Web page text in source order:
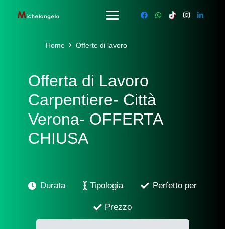
Home Offerte di lavoro
Offerta di Lavoro
Carpentiere- Città
Verona- OFFERTA
CHIUSA
Durata Tipologia Perfetto per
Prezzo